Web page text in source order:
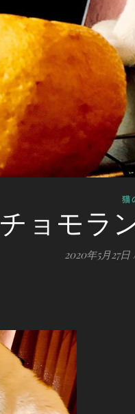
猫
チョモラ
2020年5月27日